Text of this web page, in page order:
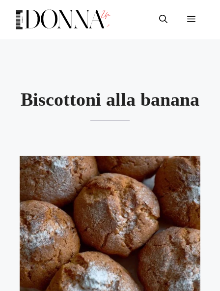
contenuto
Menu
Biscottoni alla banana